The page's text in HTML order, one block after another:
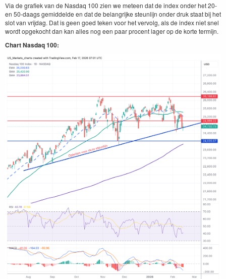
Via de grafiek van de Nasdaq 100 zien we meteen dat de index onder het 20-
en 50-daags gemiddelde en dat de belangrijke steunlijn onder druk staat bij het
slot van vrijdag. Dat is geen goed teken voor het vervolg, als de index niet snel
wordt opgekocht dan kan alles nog een paar procent lager op de korte termijn.
Chart Nasdaq 100: